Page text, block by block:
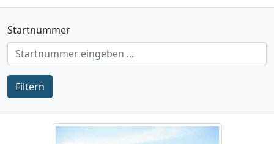
Startnummer
Filtern